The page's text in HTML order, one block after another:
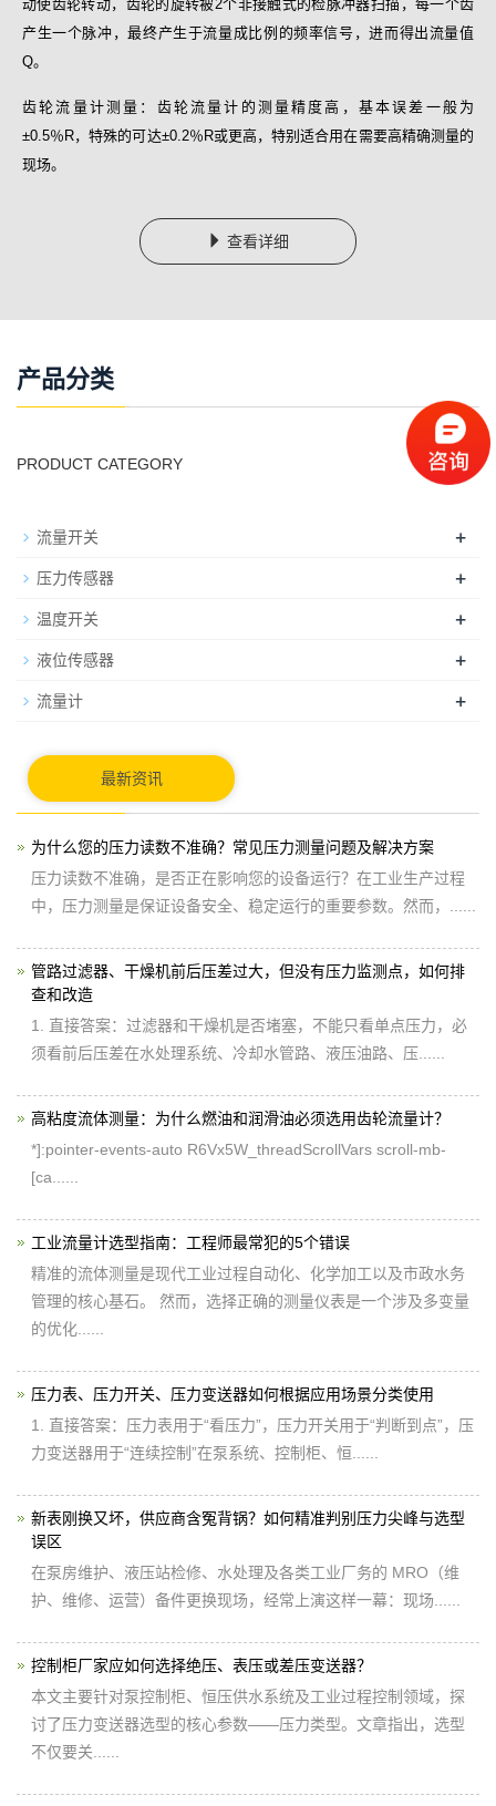
动使齿轮转动，齿轮的旋转被2个非接触式的检脉冲器扫描，每一个齿
产生一个脉冲，最终产生于流量成比例的频率信号，进而得出流量值
Q。
齿轮流量计测量：齿轮流量计的测量精度高，基本误差一般为
±0.5％R，特殊的可达±0.2％R或更高，特别适合用在需要高精确测量的
现场。
查看详细
产品分类
PRODUCT CATEGORY
流量开关 +
压力传感器 +
温度开关 +
液位传感器 +
流量计 +
最新资讯
为什么您的压力读数不准确？常见压力测量问题及解决方案
压力读数不准确，是否正在影响您的设备运行？在工业生产过程
中，压力测量是保证设备安全、稳定运行的重要参数。然而，......
管路过滤器、干燥机前后压差过大，但没有压力监测点，如何排
查和改造
1. 直接答案：过滤器和干燥机是否堵塞，不能只看单点压力，必
须看前后压差在水处理系统、冷却水管路、液压油路、压......
高粘度流体测量：为什么燃油和润滑油必须选用齿轮流量计？
*]:pointer-events-auto R6Vx5W_threadScrollVars scroll-mb-
[ca......
工业流量计选型指南：工程师最常犯的5个错误
精准的流体测量是现代工业过程自动化、化学加工以及市政水务
管理的核心基石。 然而，选择正确的测量仪表是一个涉及多变量
的优化......
压力表、压力开关、压力变送器如何根据应用场景分类使用
1. 直接答案：压力表用于“看压力”，压力开关用于“判断到点”，压
力变送器用于“连续控制”在泵系统、控制柜、恒......
新表刚换又坏，供应商含冤背锅？如何精准判别压力尖峰与选型
误区
在泵房维护、液压站检修、水处理及各类工业厂务的 MRO（维
护、维修、运营）备件更换现场，经常上演这样一幕：现场......
控制柜厂家应如何选择绝压、表压或差压变送器？
本文主要针对泵控制柜、恒压供水系统及工业过程控制领域，探
讨了压力变送器选型的核心参数——压力类型。文章指出，选型
不仅要关......